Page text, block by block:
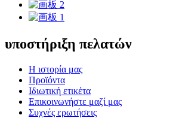
υποστήριξη πελατών
Η ιστορία μας
Προϊόντα
Ιδιωτική ετικέτα
Επικοινωνήστε μαζί μας
Συχνές ερωτήσεις